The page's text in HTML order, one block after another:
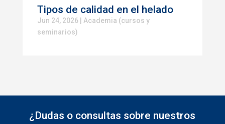
Tipos de calidad en el helado
Jun 24, 2026| Academia (cursos y
seminarios)
¿Dudas o consultas sobre nuestros